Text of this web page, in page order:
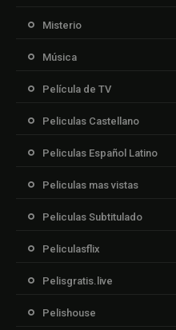
Misterio
Música
Película de TV
Peliculas Castellano
Peliculas Español Latino
Peliculas mas vistas
Peliculas Subtitulado
Peliculasflix
Pelisgratis.live
Pelishouse